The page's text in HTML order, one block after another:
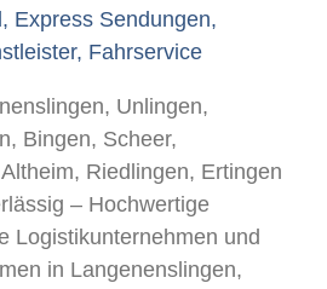
Express Sendungen,
Fahrservice
Unlingen,
Bingen, Scheer,
Riedlingen, Ertingen
– Hochwertige
Logistikunternehmen und
in Langenenslingen,